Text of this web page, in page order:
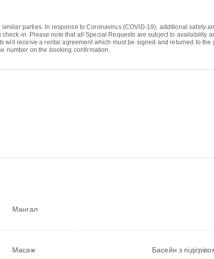
parties. In response to Coronavirus (COVID-19), additional safety
in. Please note that all Special Requests are subject to availability
will receive a rental agreement which must be signed and returned to
number on the booking confirmation.
Мангал
Масаж Басейн з